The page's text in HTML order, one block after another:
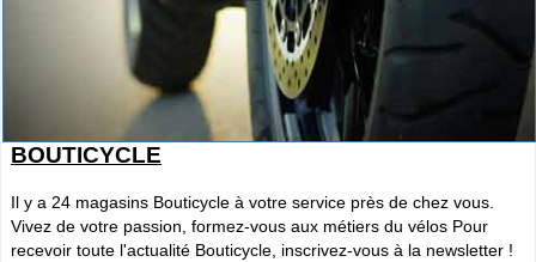
BOUTICYCLE
Il y a 24 magasins Bouticycle à votre service près de chez vous.
Vivez de votre passion, formez-vous aux métiers du vélos Pour
recevoir toute l'actualité Bouticycle, inscrivez-vous à la newsletter !